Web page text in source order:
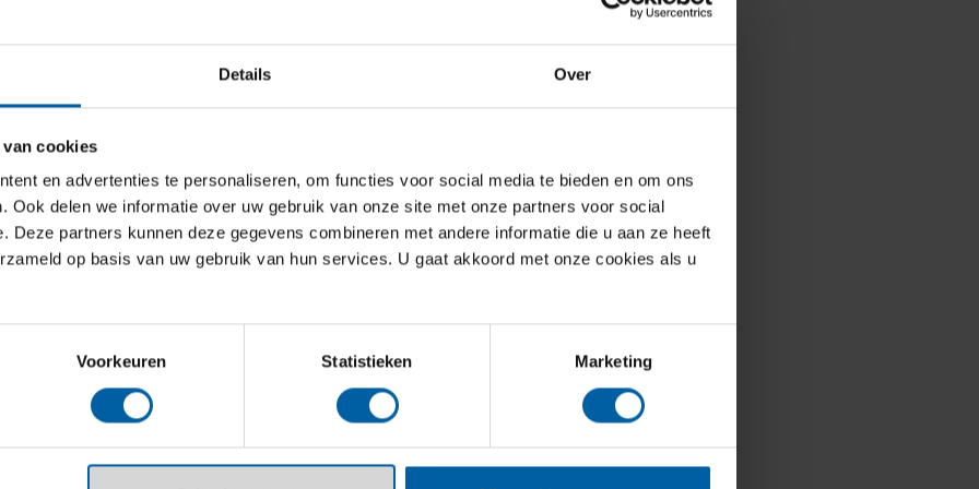
Details Over
cookies
en advertenties te personaliseren, om functies voor social media te bieden en om ons
Ook delen we informatie over uw gebruik van onze site met onze partners voor social
Deze partners kunnen deze gegevens combineren met andere informatie die u aan ze heeft
op basis van uw gebruik van hun services. U gaat akkoord met onze cookies als u
Voorkeuren Statistieken Marketing
meenemen naar huis. Dat maakt dit project
aandacht voor het keuken- en
en werkomgeving zijn cruciaal voor
Daarom ontwikkelt BUas praktische tools
op de werkvloer.
voor voedselzekerheid, vormt het
project sluit aan bij het Nationaal
bij aan internationale klimaatdoelen.